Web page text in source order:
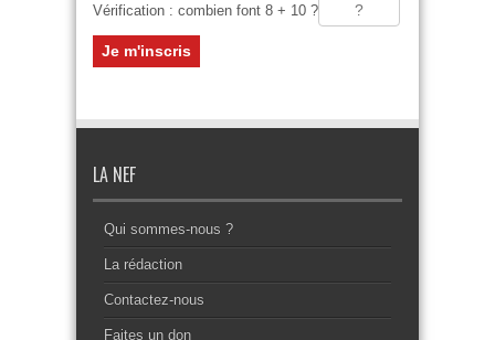
Vérification : combien font 8 + 10 ?
LA NEF
Qui sommes-nous ?
La rédaction
Contactez-nous
Faites un don